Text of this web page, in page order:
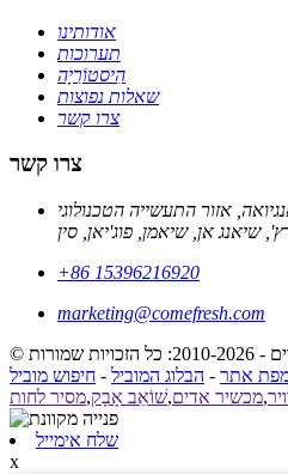
אודותינו
תערוכות
הִיסטוֹרִיָה
שאלות נפוצות
צרו קשר
צרו קשר
35, דרך שיאנגיואה, אזור התעשייה הטכנולוגי
+86 15396216920
marketing@comefresh.com
אתר - הבלוג המוביל - חיפוש מוביל
,מכשיר אדים,שׁוֹאֵב אָבָק,מסיר לחות
שלח אימייל
x